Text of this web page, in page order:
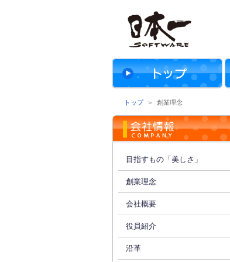
トップ＞ 創業理念
目指すもの「美しさ」
創業理念
会社概要
役員紹介
沿革